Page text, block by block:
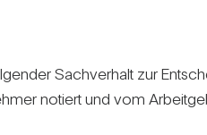
Sach­ver­halt zur
notiert und vom